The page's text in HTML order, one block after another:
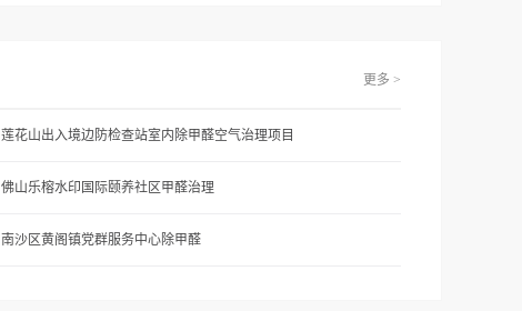
更多 >
莲花山出入境边防检查站室内除甲醛空气治理项目
佛山乐榕水印国际颐养社区甲醛治理
南沙区黄阁镇党群服务中心除甲醛